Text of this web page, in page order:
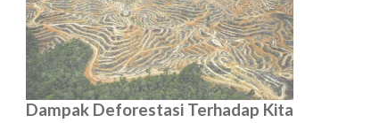
Dampak Deforestasi Terhadap Kita